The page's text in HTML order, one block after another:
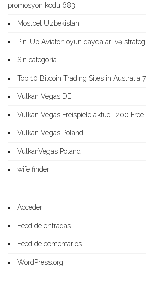
promosyon kodu 683
Mostbet Uzbekistan
Pin-Up Aviator: oyun qaydaları və
Sin categoría
Top 10 Bitcoin Trading Sites in Australia
Vulkan Vegas DE
Vulkan Vegas Freispiele aktuell 200 Free
Vulkan Vegas Poland
VulkanVegas Poland
wife finder
Acceder
Feed de entradas
Feed de comentarios
WordPress.org